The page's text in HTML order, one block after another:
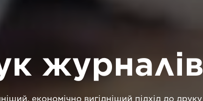
журналів
економічно вигідніший підхід до друку